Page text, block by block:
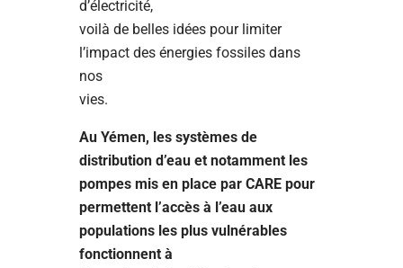
d’électricité,
voilà de belles idées pour limiter
l’impact des énergies fossiles dans
nos
vies.
Au Yémen, les systèmes de
distribution d’eau et notamment les
pompes mis en place par CARE pour
permettent l’accès à l’eau aux
populations les plus vulnérables
fonctionnent à